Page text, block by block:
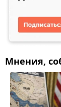
Мнения,